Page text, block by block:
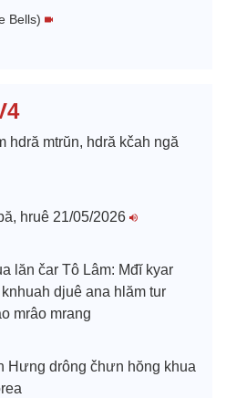
i
o
Bells)
hdră mtrŭn, hdră kčah ngă
hruê 21/05/2026
lăn čar Tô Lâm: Mđĭ kyar
djuê ana hlăm tur
mrâo mrang
Hưng drông čhưn hŏng khua